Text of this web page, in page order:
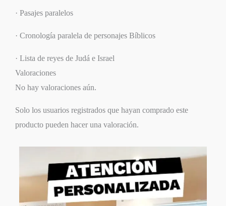
· Pasajes paralelos
· Cronología paralela de personajes Bíblicos
· Lista de reyes de Judá e Israel
Valoraciones
No hay valoraciones aún.
Solo los usuarios registrados que hayan comprado este
producto pueden hacer una valoración.